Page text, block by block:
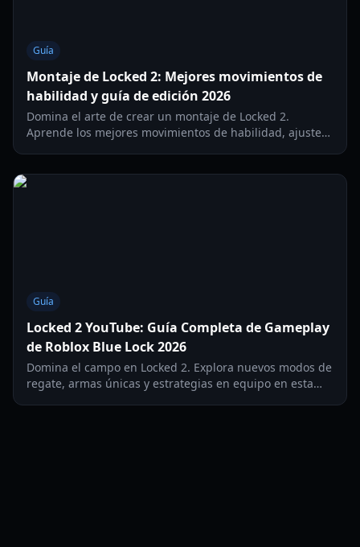
Guía
Montaje de Locked 2: Mejores movimientos de
habilidad y guía de edición 2026
Domina el arte de crear un montaje de Locked 2.
Aprende los mejores movimientos de habilidad, ajustes
Guía
Locked 2 YouTube: Guía Completa de Gameplay
de Roblox Blue Lock 2026
Domina el campo en Locked 2. Explora nuevos modos de
regate, armas únicas y estrategias en equipo en esta